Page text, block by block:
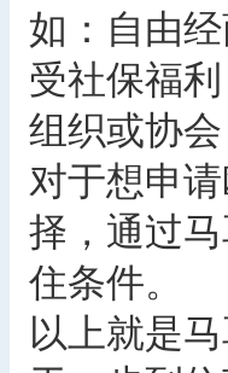
如：自由
受社保福
组织或协
对于想申
择，通过
住条件。
以上就是